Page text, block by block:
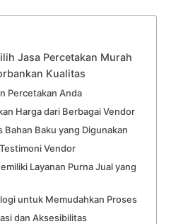
Jasa Percetakan Murah
Kualitas
Percetakan Anda
Harga dari Berbagai Vendor
Bahan Baku yang Digunakan
Vendor
Layanan Purna Jual yang
untuk Memudahkan Proses
dan Aksesibilitas